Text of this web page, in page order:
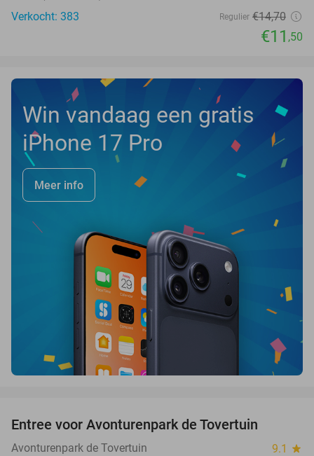
Verkocht: 383
Regulier €14,70
€11 ,50
Win vandaag een gratis
iPhone 17 Pro
Meer info
Entree voor Avonturenpark de Tovertuin
Avonturenpark de Tovertuin 9.1 star